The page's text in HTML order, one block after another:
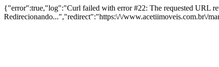
{"error":true,"log":"Curl failed with error #22: The requested URL
Redirecionando...","redirect":"https:\/\/www.acetiimoveis.com.br\/